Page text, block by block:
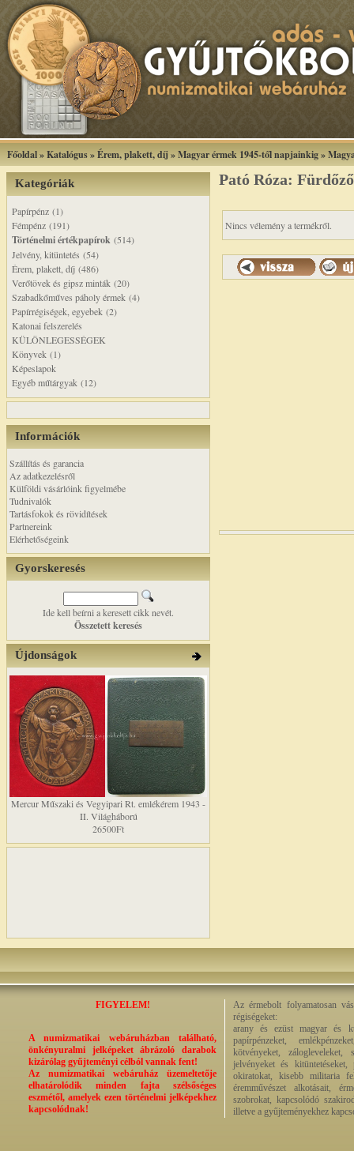
Főoldal»Katalógus»Érem, plakett, díj »Magyar érmek 1945-től napjainkig»
Kategóriák
Papírpénz (1)
Fémpénz (191)
Történelmi értékpapírok (514)
Jelvény, kitüntetés (54)
Érem, plakett, díj (486)
Verőtövek és gipsz minták (20)
Szabadkőműves páholy érmek (4)
Papírrégiségek, egyebek (2)
Katonai felszerelés
KÜLÖNLEGESSÉGEK
Könyvek (1)
Képeslapok
Egyéb műtárgyak (12)
Információk
Szállítás és garancia
Az adatkezelésről
Külföldi vásárlóink figyelmébe
Tudnivalók
Tartásfokok és rövidítések
Partnereink
Elérhetőségeink
Gyorskeresés
Ide kell beírni a keresett cikk nevét.
Összetett keresés
Újdonságok
Mercur Műszaki és Vegyipari Rt. emlékérem 1943 -
II. Világháború
26500Ft
Pató Róza:
Nincs vélemény a termékről.
FIGYELEM!
A numizmatikai webáruházban található,
önkényuralmi jelképeket ábrázoló darabok
kizárólag gyűjteményi célból vannak fent!
Az numizmatikai webáruház üzemeltetője
elhatárolódik minden fajta szélsőséges
eszmétől, amelyek ezen történelmi jelképekhez
kapcsolódnak!
Az érmebolt folyamatosan
régiségeket:
arany és ezüst magyar és
papírpénzeket,
kötvényeket,
jelvényeket és kitüntetéseket,
okiratokat, kisebb militaria
éremművészet alkotásait,
szobrokat, kapcsolódó
illetve a gyűjteményekhez